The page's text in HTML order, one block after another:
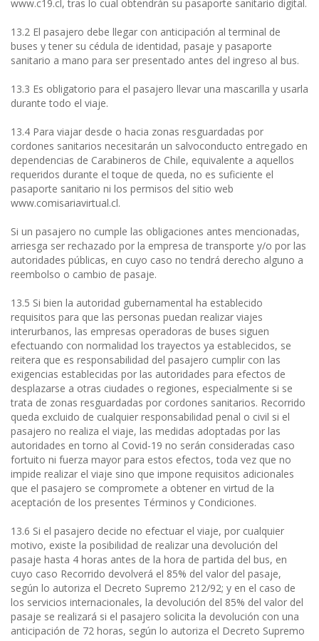
www.c19.cl, tras lo cual obtendrán su pasaporte sanitario digital.
13.2 El pasajero debe llegar con anticipación al terminal de
buses y tener su cédula de identidad, pasaje y pasaporte
sanitario a mano para ser presentado antes del ingreso al bus.
13.3 Es obligatorio para el pasajero llevar una mascarilla y usarla
durante todo el viaje.
13.4 Para viajar desde o hacia zonas resguardadas por
cordones sanitarios necesitarán un salvoconducto entregado en
dependencias de Carabineros de Chile, equivalente a aquellos
requeridos durante el toque de queda, no es suficiente el
pasaporte sanitario ni los permisos del sitio web
www.comisariavirtual.cl.
Si un pasajero no cumple las obligaciones antes mencionadas,
arriesga ser rechazado por la empresa de transporte y/o por las
autoridades públicas, en cuyo caso no tendrá derecho alguno a
reembolso o cambio de pasaje.
13.5 Si bien la autoridad gubernamental ha establecido
requisitos para que las personas puedan realizar viajes
interurbanos, las empresas operadoras de buses siguen
efectuando con normalidad los trayectos ya establecidos, se
reitera que es responsabilidad del pasajero cumplir con las
exigencias establecidas por las autoridades para efectos de
desplazarse a otras ciudades o regiones, especialmente si se
trata de zonas resguardadas por cordones sanitarios. Recorrido
queda excluido de cualquier responsabilidad penal o civil si el
pasajero no realiza el viaje, las medidas adoptadas por las
autoridades en torno al Covid-19 no serán consideradas caso
fortuito ni fuerza mayor para estos efectos, toda vez que no
impide realizar el viaje sino que impone requisitos adicionales
que el pasajero se compromete a obtener en virtud de la
aceptación de los presentes Términos y Condiciones.
13.6 Si el pasajero decide no efectuar el viaje, por cualquier
motivo, existe la posibilidad de realizar una devolución del
pasaje hasta 4 horas antes de la hora de partida del bus, en
cuyo caso Recorrido devolverá el 85% del valor del pasaje,
según lo autoriza el Decreto Supremo 212/92; y en el caso de
los servicios internacionales, la devolución del 85% del valor del
pasaje se realizará si el pasajero solicita la devolución con una
anticipación de 72 horas, según lo autoriza el Decreto Supremo